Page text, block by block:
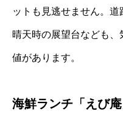
ットも見逃せません。道
晴天時の展望台なども
値があります。
海鮮ランチ「えび